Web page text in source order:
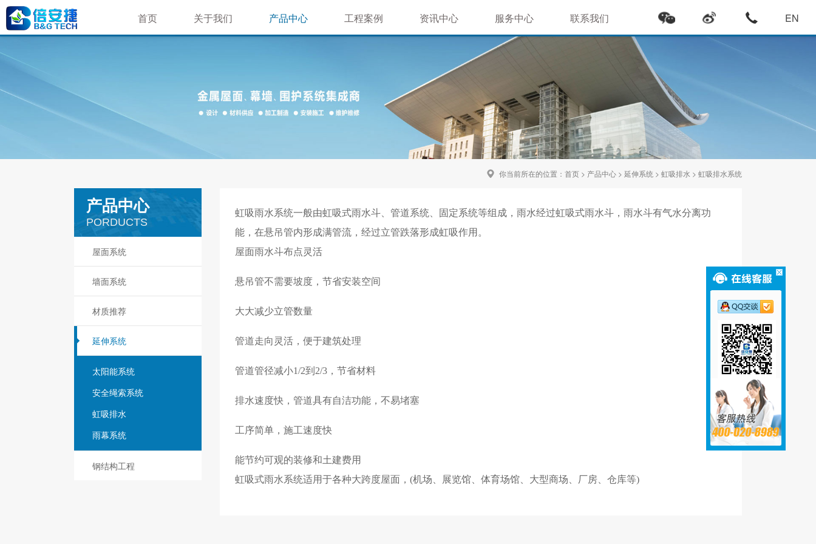
首页 关于我们
企业相册
就业机会
产品中心
延伸系统
钢结构工程
工程案例
房地产景观
资讯中心
行业新闻
服务中心
售后服务
联系我们 EN
你当前所在的位置： 首页 > 产品中心 > 延伸系统 > 虹吸排水 > 虹吸排水系统
产品中心
PORDUCTS
屋面系统
墙面系统
材质推荐
延伸系统
太阳能系统
安全绳索系统
虹吸排水
雨幕系统
钢结构工程
虹吸雨水系统一般由虹吸式雨水斗、管道系统、固定系统等组成，雨水经过虹吸式雨水斗，雨水斗有气水分离功
能，在悬吊管内形成满管流，经过立管跌落形成虹吸作用。
屋面雨水斗布点灵活
悬吊管不需要坡度，节省安装空间
大大减少立管数量
管道走向灵活，便于建筑处理
管道管径减小1/2到2/3，节省材料
排水速度快，管道具有自洁功能，不易堵塞
工序简单，施工速度快
能节约可观的装修和土建费用
虹吸式雨水系统适用于各种大跨度屋面，(机场、展览馆、体育场馆、大型商场、厂房、仓库等)